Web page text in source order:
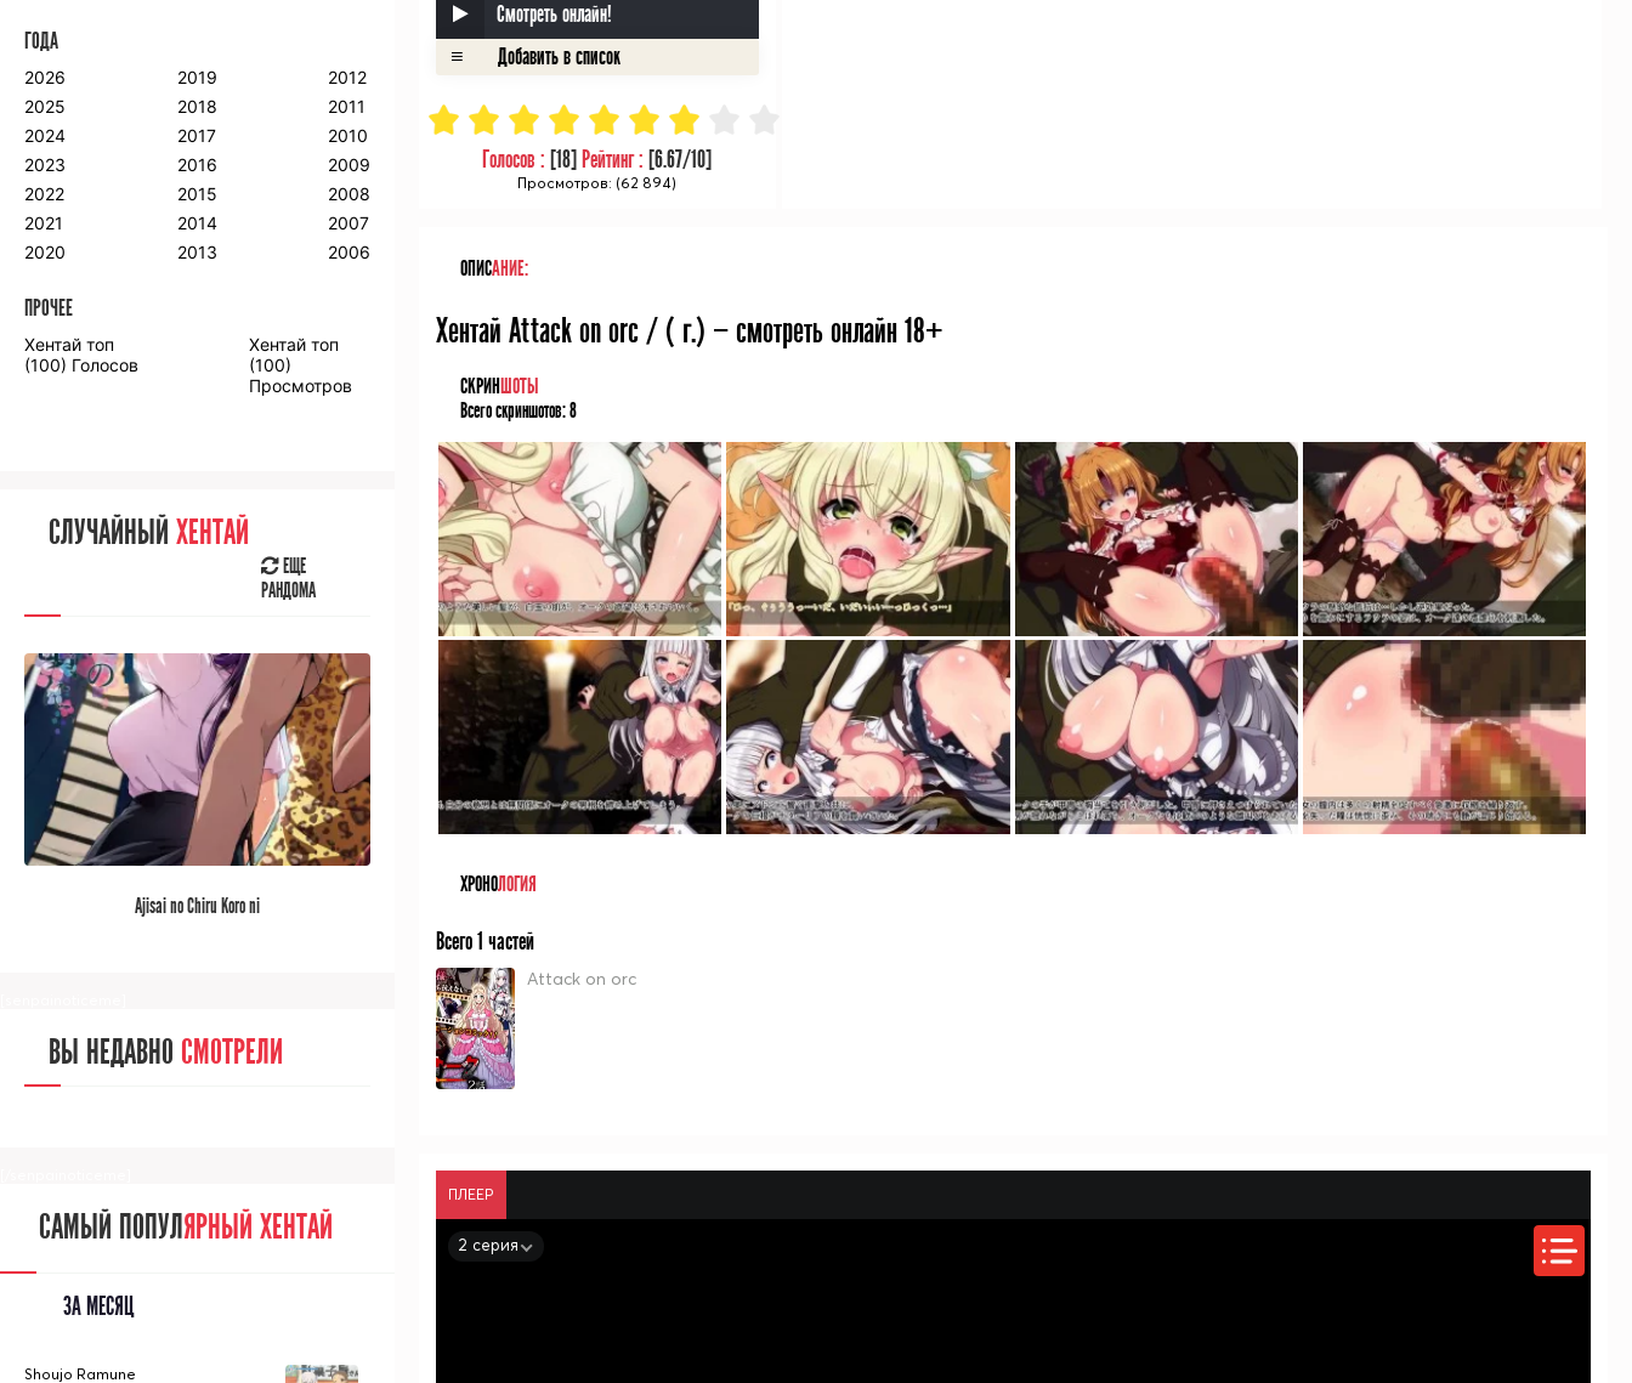
Смотреть онлайн!
Голосов : [18] Рейтинг : [6.67/10]
Просмотров: (62 894)
ОПИСАНИЕ:
Хентай Attack on orc / ( г.) — смотреть онлайн 18+
СКРИНШОТЫ
Всего скриншотов:8
ХРОНОЛОГИЯ
Всего 1 частей
Attack on orc
ПЛЕЕР
2 серия
2023
2022
2021
2020
2019
2018
2017
2016
2013
2012
2011
2010
2009
2008
2005
2004
2003
2002
2001
2000
ПРОЧЕЕ
Аниме фильмы Аниме OVA
СЛУЧАЙНОЕ АНИМЕ
РАНДОМА
ВЫ НЕДАВНО СМОТРЕЛИ
[/senpainoticeme]
САМЫЙ ПОПУЛЯРНЫЙ АНИМЕ
ГОДА
2026
2025
2024
2023
2022
2021
2020
2019
2018
2017
2016
2015
2014
2013
2012
2011
2010
2009
2008
2007
2006
ПРОЧЕЕ
Хентай топ
(100) Голосов
Хентай топ
(100)
Просмотров
СЛУЧАЙНЫЙ ХЕНТАЙ
ЕЩЕ
РАНДОМА
Ajisai no Chiru Koro ni
ВЫ НЕДАВНО СМОТРЕЛИ
САМЫЙ ПОПУЛЯРНЫЙ ХЕНТАЙ
ЗА МЕСЯЦ
Shoujo Ramune